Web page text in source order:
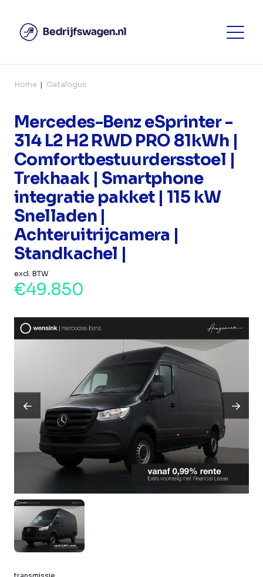
Home Catalogus
Mercedes-Benz eSprinter -
314 L2 H2 RWD PRO 81kWh |
Comfortbestuurdersstoel |
Trekhaak | Smartphone
integratie pakket | 115 kW
Snelladen |
Achteruitrijcamera |
Standkachel |
excl. BTW
€49.850